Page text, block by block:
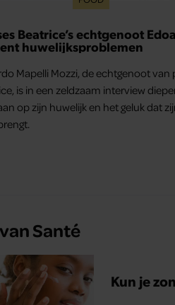
Beatrice’s echtgenoot
huwelijksproblemen
Mapelli Mozzi, de echtgenoot van
is in een zeldzaam interview
op zijn huwelijk en het geluk dat
Santé
Kun je